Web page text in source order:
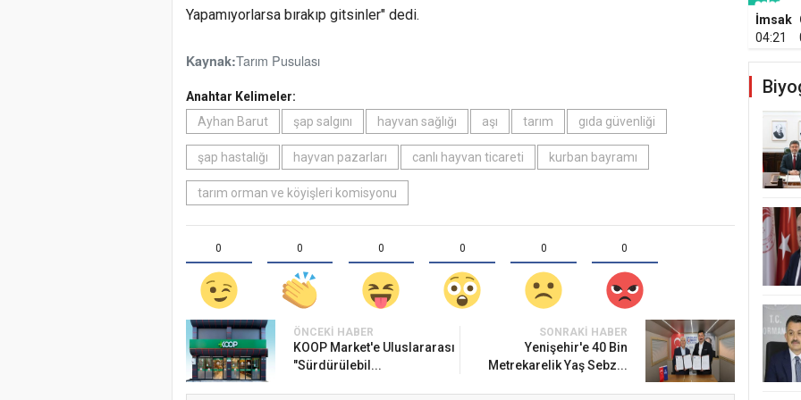
Yapamıyorlarsa bırakıp gitsinler" dedi.
Kaynak:Tarım Pusulası
Anahtar Kelimeler:
Ayhan Barut
şap salgını hayvan sağlığı aşı tarım gıda güvenliği
şap hastalığı hayvan pazarları canlı hayvan ticareti kurban bayramı
tarım orman ve köyişleri komisyonu
0 0 0 0 0 0
ÖNCEKI HABER
KOOP Market'e Uluslararası
"Sürdürülebil...
SONRAKI HABER
Yenişehir'e 40 Bin
Metrekarelik Yaş Sebz...
İmsak
04:21